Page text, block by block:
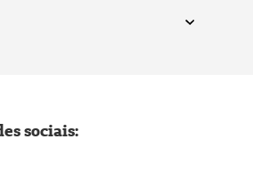
sociais: